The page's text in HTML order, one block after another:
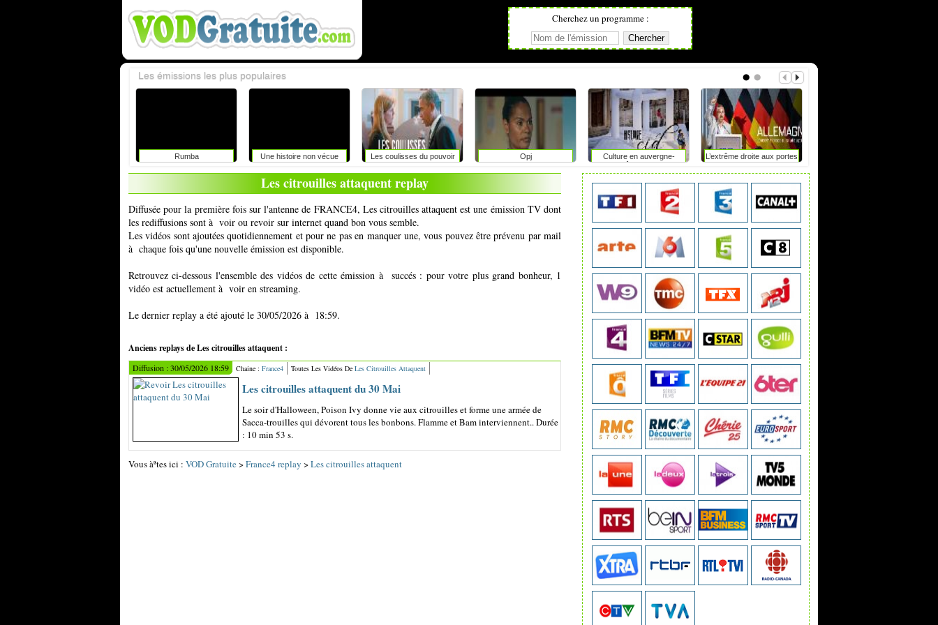
Cherchez un programme :
Rumba Une histoire non vécue Les coulisses du pouvoir Opj
Culture en auvergne-
rhône-alpes
L’extrême droite aux portes
du pouvoir en saxe-anhalt
?
Les émissions les plus populaires
Les citrouilles attaquent replay
Diffusée pour la première fois sur l'antenne de FRANCE4, Les citrouilles attaquent est une émission TV dont
les rediffusions sont à voir ou revoir sur internet quand bon vous semble.
Les vidéos sont ajoutées quotidiennement et pour ne pas en manquer une, vous pouvez être prévenu par mail
à chaque fois qu'une nouvelle émission est disponible.
Retrouvez ci-dessous l'ensemble des vidéos de cette émission à succés : pour votre plus grand bonheur, 1
vidéo est actuellement à voir en streaming.
Le dernier replay a été ajouté le 30/05/2026 à 18:59.
Anciens replays de Les citrouilles attaquent :
Diffusion : 30/05/2026 18:59 Chaine : France4 Toutes Les Vidéos De Les Citrouilles Attaquent
Les citrouilles attaquent du 30 Mai
Le soir d'Halloween, Poison Ivy donne vie aux citrouilles et forme une armée de
Sacca-trouilles qui dévorent tous les bonbons. Flamme et Bam interviennent.. Durée
: 10 min 53 s.
Vous àªtes ici : VOD Gratuite>France4 replay >Les citrouilles attaquent